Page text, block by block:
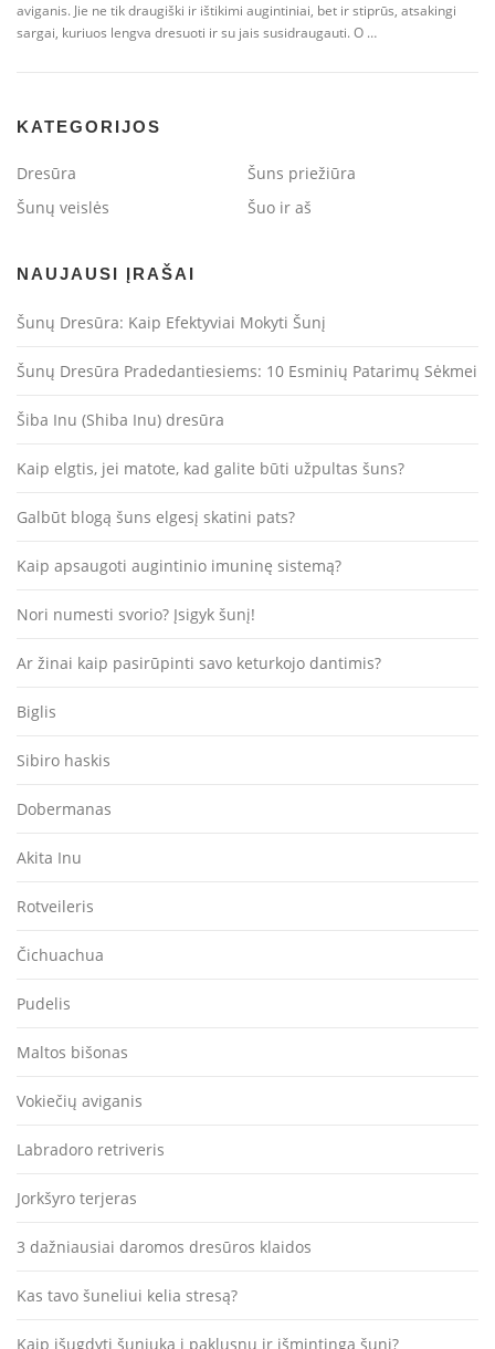
aviganis. Jie ne tik draugiški ir ištikimi augintiniai, bet ir stiprūs, atsakingi
sargai, kuriuos lengva dresuoti ir su jais susidraugauti. O …
KATEGORIJOS
Dresūra
Šuns priežiūra
Šunų veislės
Šuo ir aš
NAUJAUSI ĮRAŠAI
Šunų Dresūra: Kaip Efektyviai Mokyti Šunį
Šunų Dresūra Pradedantiesiems: 10 Esminių Patarimų Sėkmei
Šiba Inu (Shiba Inu) dresūra
Kaip elgtis, jei matote, kad galite būti užpultas šuns?
Galbūt blogą šuns elgesį skatini pats?
Kaip apsaugoti augintinio imuninę sistemą?
Nori numesti svorio? Įsigyk šunį!
Ar žinai kaip pasirūpinti savo keturkojo dantimis?
Biglis
Sibiro haskis
Dobermanas
Akita Inu
Rotveileris
Čichuachua
Pudelis
Maltos bišonas
Vokiečių aviganis
Labradoro retriveris
Jorkšyro terjeras
3 dažniausiai daromos dresūros klaidos
Kas tavo šuneliui kelia stresą?
Kaip išugdyti šuniuką į paklusnų ir išmintingą šunį?